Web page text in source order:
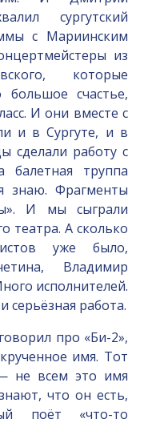
сургутский
с Мариинским
из
которые
счастье,
И они вместе с
и в Сургуте, и в
сделали работу с
труппа
знаю. Фрагменты
И мы сыграли
театра. А сколько
уже было,
Владимир
исполнителей.
серьёзная работа.
про «Би-2»,
имя. Тот
не всем это имя
что он есть,
поёт «что-то